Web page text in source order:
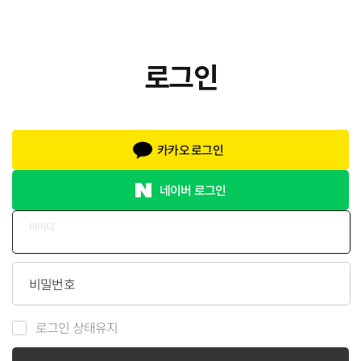
카카오 로그인
네이버 로그인
아이디
비밀번호
로그인 상태유지